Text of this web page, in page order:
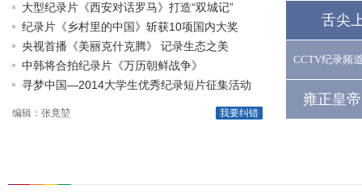
大型纪录片《西安对话罗马》打造“双城记”
纪录片《乡村里的中国》斩获10项国内大奖
央视首播《美丽克什克腾》 记录生态之美
中韩将合拍纪录片《万历朝鲜战争》
寻梦中国—2014大学生优秀纪录短片征集活动
我要纠错
编辑：张竟堃
舌尖
CCTV纪录频
雍正皇